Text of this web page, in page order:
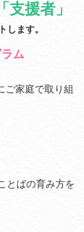
「支援者」
します。
ム
ご家庭で取り組
とばの育み方を